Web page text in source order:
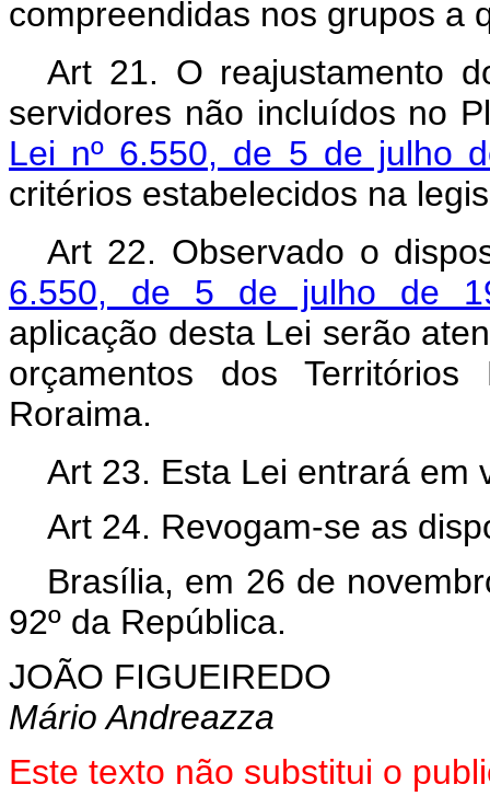
compreendidas nos grupos a
Art 21. O reajustamento
servidores não incluídos no
Lei nº 6.550, de 5 de julho
critérios estabelecidos na
Art 22. Observado o
6.550, de 5 de julho de
aplicação desta Lei serão
orçamentos dos
Roraima.
Art 23. Esta Lei entrará em
Art 24. Revogam-se as
Brasília, em 26 de
92º da República.
JOÃO FIGUEIREDO
Mário Andreazza
Este texto não substitui o